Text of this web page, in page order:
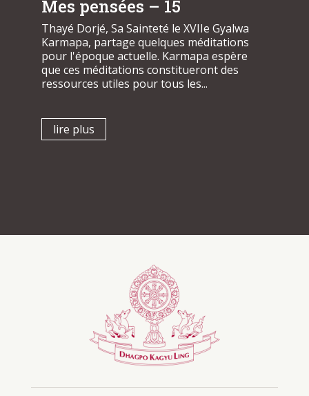
Mes pensées – 15
Thayé Dorjé, Sa Sainteté le XVIIe Gyalwa
Karmapa, partage quelques méditations
pour l'époque actuelle. Karmapa espère
que ces méditations constitueront des
ressources utiles pour tous les...
lire plus